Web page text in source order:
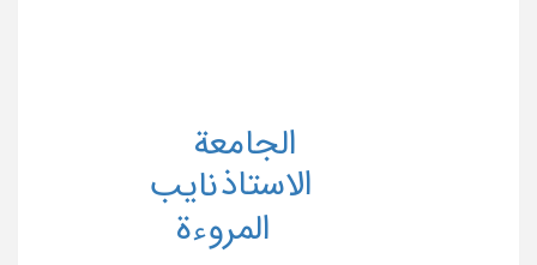
الاستاذ
الجامعة
المروءة
نایب